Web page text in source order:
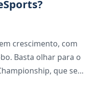
crescimento, com
Basta olhar para o
que se
espetadores